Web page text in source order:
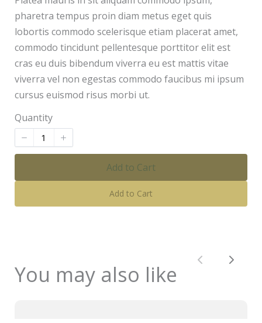
w
pharetra tempus proin diam metus eget quis
lobortis commodo scelerisque etiam placerat amet,
commodo tincidunt pellentesque porttitor elit est
cras eu duis bibendum viverra eu est mattis vitae
viverra vel non egestas commodo faucibus mi ipsum
cursus euismod risus morbi ut.
Quantity
Add to Cart
Add to Cart
You may also like PreviousNext